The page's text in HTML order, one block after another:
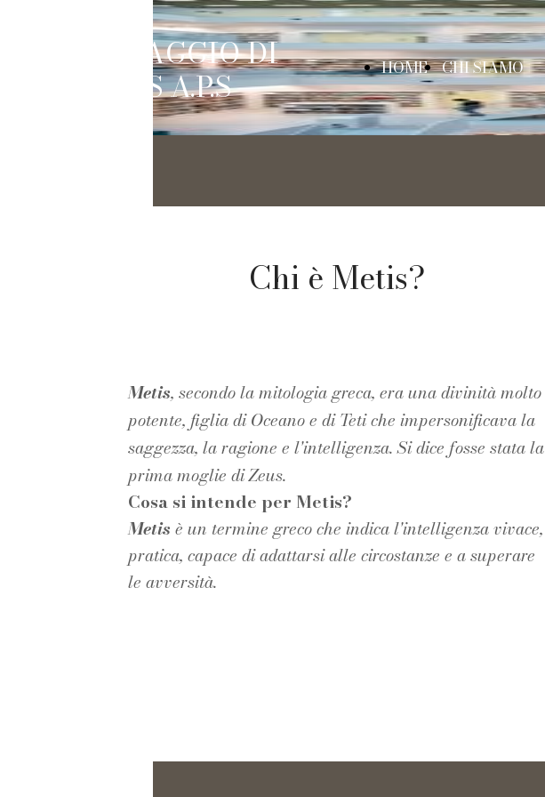
HOME CHI SIAMO
Vision e
Mission
IL VIAGGIO DI
METIS A.P.S
Chi è Metis?
Metis, secondo la mitologia greca, era una divinità molto
potente, figlia di Oceano e di Teti che impersonificava la
saggezza, la ragione e l'intelligenza. Si dice fosse stata la
prima moglie di Zeus.
Cosa si intende per Metis?
Metis è un termine greco che indica l'intelligenza vivace,
pratica, capace di adattarsi alle circostanze e a superare
le avversità.